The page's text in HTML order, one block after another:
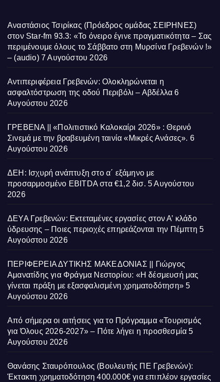
Αναστάσιος Τσιρίκας (Πρόεδρος ομάδας ΣΕΙΡΗΝΕΣ)
στον Star-fm 93.3: «Το όνειρο έγινε πραγματικότητα – Σας
περιμένουμε όλους το Σάββατο στη Μυρσίνα Γρεβενών !»
– (audio) 7 Αυγούστου 2026
Αντιπεριφέρεια Γρεβενών: Ολοκληρώνεται η
ασφαλτόστρωση της οδού Περιβόλι – Αβδέλλα 6
Αυγούστου 2026
ΓΡΕΒΕΝΑ || «Πολιτιστικό Καλοκαίρι 2026» : Θερινό
Σινεμά με την βραβευμένη ταινία «Μικρές Ανάσες». 6
Αυγούστου 2026
ΔΕΗ: Ισχυρή ανάπτυξη στο α΄ εξάμηνο με
προσαρμοσμένο EBITDA στα €1,2 δισ. 5 Αυγούστου
2026
ΔΕΥΑ Γρεβενών: Εκτεταμένες εργασίες στον Α’ κλάδο
ύδρευσης – Ποιες περιοχές επηρεάζονται την Πέμπτη 5
Αυγούστου 2026
ΠΕΡΙΦΕΡΕΙΑ ΔΥΤΙΚΗΣ ΜΑΚΕΔΟΝΙΑΣ || Γιώργος
Αμανατίδης για Φράγμα Νεστορίου: «Η δέσμευσή μας
γίνεται πράξη με εξασφαλισμένη χρηματοδότηση» 5
Αυγούστου 2026
Από σήμερα οι αιτήσεις για το Πρόγραμμα «Τουρισμός
για Όλους 2026-2027» – Πότε λήγει η προσθεσμία 5
Αυγούστου 2026
Θανάσης Σταυρόπουλος (Βουλευτής ΠΕ Γρεβενών):
Έκτακτη χρηματοδότηση 400.000€ για επιπλέον εργασίες